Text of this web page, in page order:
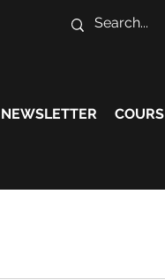
NEWSLETTER COURS